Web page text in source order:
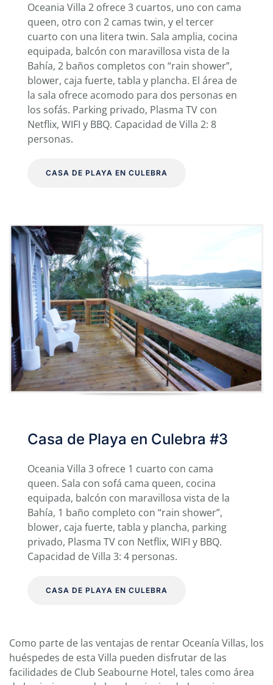
Oceania Villa 2 ofrece 3 cuartos, uno con cama
queen, otro con 2 camas twin, y el tercer
cuarto con una litera twin. Sala amplia, cocina
equipada, balcón con maravillosa vista de la
Bahía, 2 baños completos con “rain shower”,
blower, caja fuerte, tabla y plancha. El área de
la sala ofrece acomodo para dos personas en
los sofás. Parking privado, Plasma TV con
Netflix, WIFI y BBQ. Capacidad de Villa 2: 8
personas.
CASA DE PLAYA EN CULEBRA
Casa de Playa en Culebra #3
Oceania Villa 3 ofrece 1 cuarto con cama
queen. Sala con sofá cama queen, cocina
equipada, balcón con maravillosa vista de la
Bahía, 1 baño completo con “rain shower”,
blower, caja fuerte, tabla y plancha, parking
privado, Plasma TV con Netflix, WIFI y BBQ.
Capacidad de Villa 3: 4 personas.
CASA DE PLAYA EN CULEBRA
Como parte de las ventajas de rentar Oceanía Villas, los
huéspedes de esta Villa pueden disfrutar de las
facilidades de Club Seabourne Hotel, tales como área